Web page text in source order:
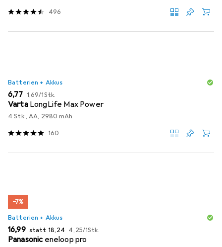
496
Batterien + Akkus
EUR
6,77 EUR
1,69/1Stk.
Varta LongLife Max Power
4 Stk., AA, 2980 mAh
160
−7%
Batterien + Akkus
EUR
16,99 statt EUR
18,24 EUR
4,25/1Stk.
Panasonic eneloop pro